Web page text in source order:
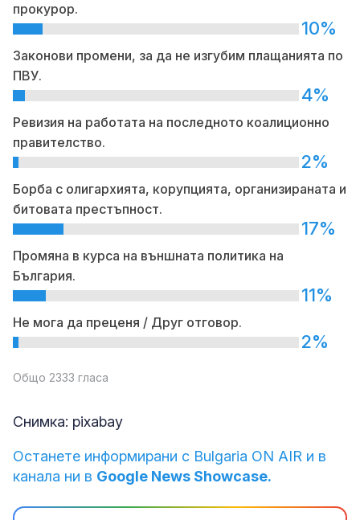
прокурор.
10%
Законови промени, за да не изгубим плащанията по
ПВУ.
4%
Ревизия на работата на последното коалиционно
правителство.
2%
Борба с олигархията, корупцията, организираната и
битовата престъпност.
17%
Промяна в курса на външната политика на
България.
11%
Не мога да преценя / Друг отговор.
2%
Общо 2333 гласа
Снимка: pixabay
Останете информирани с Bulgaria ON AIR и в
канала ни в Google News Showcase.